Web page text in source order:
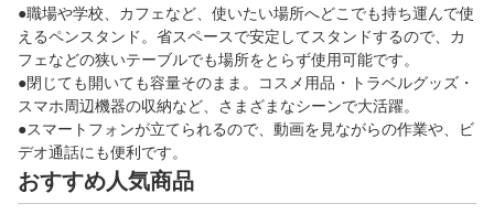
●職場や学校、カフェなど、使いたい場所へどこでも持ち運んで使
えるペンスタンド。省スペースで安定してスタンドするので、カ
フェなどの狭いテーブルでも場所をとらず使用可能です。
●閉じても開いても容量そのまま。コスメ用品・トラベルグッズ・
スマホ周辺機器の収納など、さまざまなシーンで大活躍。
●スマートフォンが立てられるので、動画を見ながらの作業や、ビ
デオ通話にも便利です。
おすすめ人気商品